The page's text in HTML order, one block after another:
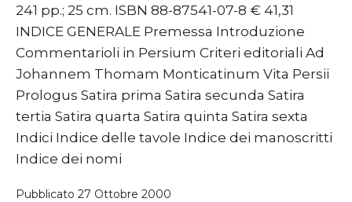
241 pp.; 25 cm. ISBN 88-87541-07-8 € 41,31
INDICE GENERALE Premessa Introduzione
Commentarioli in Persium Criteri editoriali Ad
Johannem Thomam Monticatinum Vita Persii
Prologus Satira prima Satira secunda Satira
tertia Satira quarta Satira quinta Satira sexta
Indici Indice delle tavole Indice dei manoscritti
Indice dei nomi
Pubblicato 27 Ottobre 2000